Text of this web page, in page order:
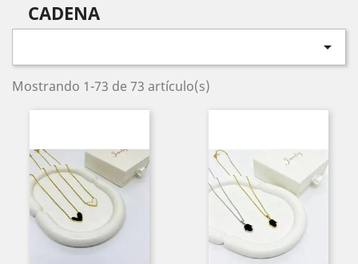
CADENA

Mostrando 1-73 de 73 artículo(s)